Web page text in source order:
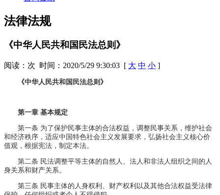
法律法规
《中华人民共和国民法总则》
阅读： 次 时间：2020/5/29 9:30:03 [ 大 中 小 ]
《中华人民共和国民法总则》
第一章 基本规定
第一条 为了保护民事主体的合法权益，调整民事关系，维护社会
和经济秩序，适应中国特色社会主义发展要求，弘扬社会主义核心价
值观，根据宪法，制定本法。
第二条 民法调整平等主体的自然人、法人和非法人组织之间的人
身关系和财产关系。
第三条 民事主体的人身权利、财产权利以及其他合法权益受法律